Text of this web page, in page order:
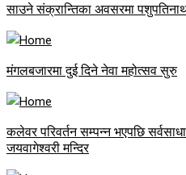
साउने संक्रान्तिका अवसरमा
मंगलबजारमा दुई दिने नेवा महोत्सव सुरु
कलेवर परिवर्तन सम्पन्न भएपछि
जयवागेश्वरी मन्दिर